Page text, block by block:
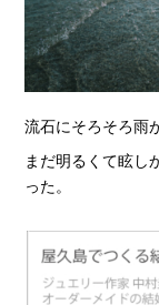
流石にそろそろ雨
まだ明るくて眩し
った。